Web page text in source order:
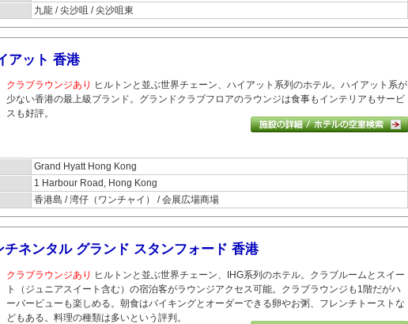
九龍 / 尖沙咀 / 尖沙咀東
アット 香港
クラブラウンジあり ヒルトンと並ぶ世界チェーン、ハイアット系列のホテル。ハイアット系が
少ない香港の最上級ブランド。 グランドクラブフロアのラウンジは食事もインテリアもサービ
スも好評。
Grand Hyatt Hong Kong
1 Harbour Road, Hong Kong
香港島 / 湾仔（ワンチャイ） / 会展広場商場
チネンタル グランド スタンフォード 香港
クラブラウンジあり ヒルトンと並ぶ世界チェーン、IHG系列のホテル。 クラブルームとスイー
ト（ジュニアスイート含む）の宿泊客がラウンジアクセス可能。 クラブラウンジも1階だがハ
ーバービューも楽しめる。朝食はバイキングとオーダーできる卵やお粥、フレンチトーストな
どもある。料理の種類は多いという評判。